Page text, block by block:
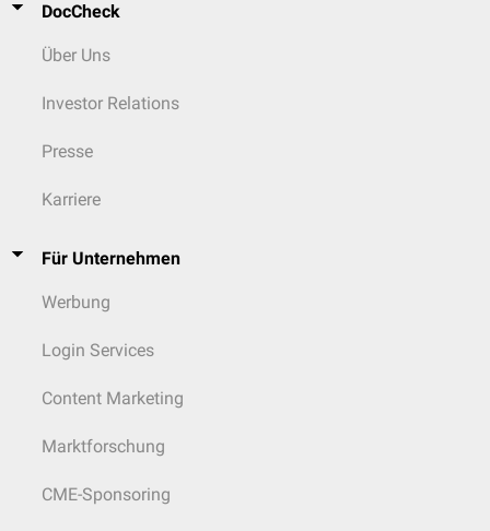
DocCheck
Über Uns
Investor Relations
Presse
Karriere
Für Unternehmen
Werbung
Login Services
Content Marketing
Marktforschung
CME-Sponsoring